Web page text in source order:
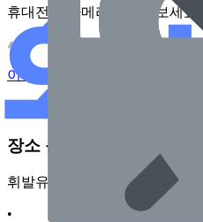
휴대전화 카메라로 찍어보세요
이 주유소의 사장님이신가요?
장소 근처 주유소
휘발유
•